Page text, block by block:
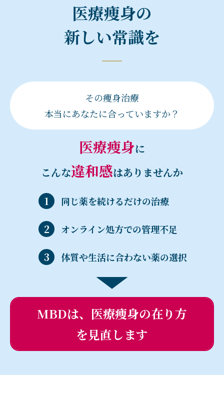
医療痩身の
新しい常識を
その痩身治療
本当にあなたに合っていますか？
医療痩身に
こんな違和感はありませんか
同じ薬を続けるだけの治療
オンライン処方での管理不足
体質や生活に合わない薬の選択
MBDは、医療痩身の在り方
を見直します